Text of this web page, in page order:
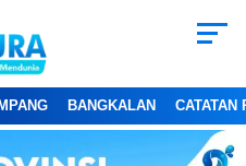
BANGKALAN CATATAN